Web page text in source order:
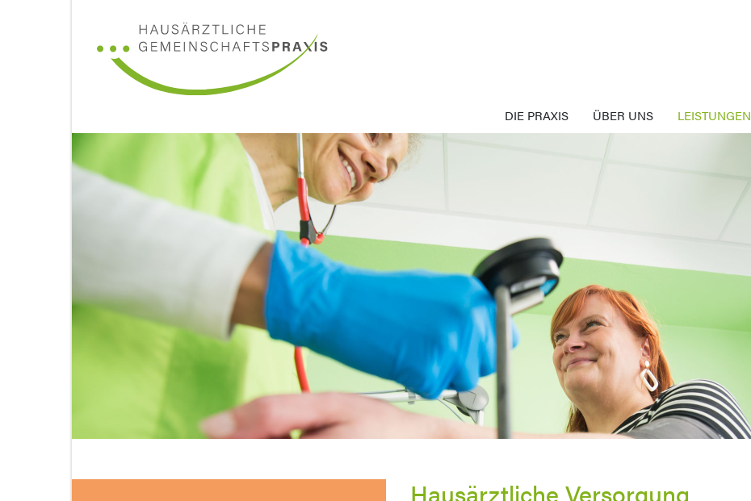
DIE PRAXIS ÜBER UNS LEISTUNGEN
Hausärztliche Versorgung